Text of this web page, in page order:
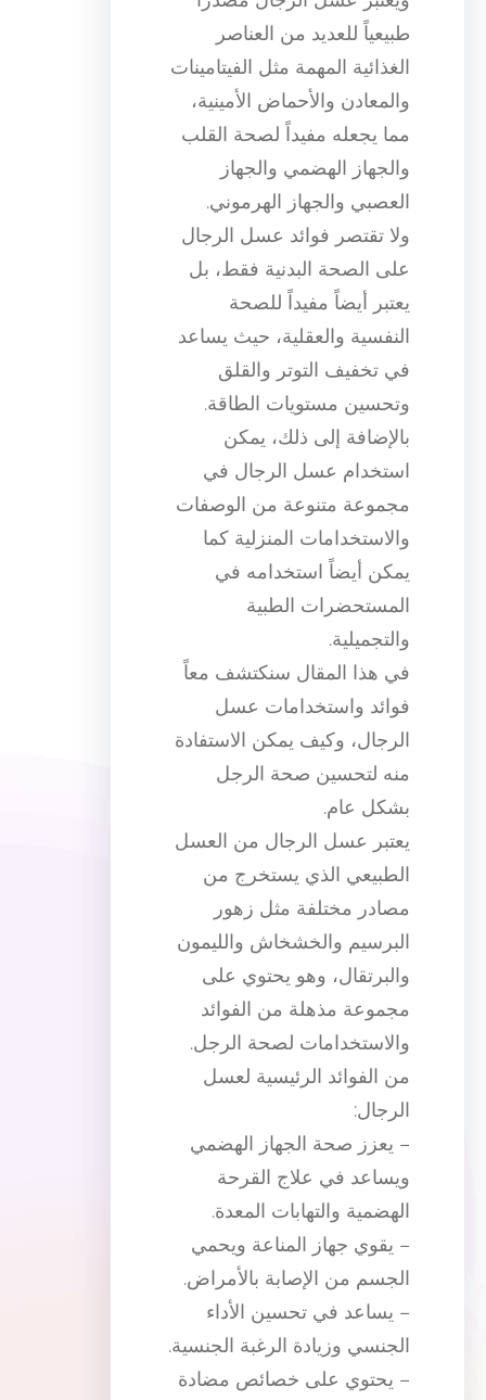
طبيعياً للعديد من العناصر
الغذائية المهمة مثل الفيتامينات
والمعادن والأحماض الأمينية،
مما يجعله مفيداً لصحة القلب
والجهاز الهضمي والجهاز
العصبي والجهاز الهرموني.
ولا تقتصر فوائد عسل الرجال
على الصحة البدنية فقط، بل
يعتبر أيضاً مفيداً للصحة
النفسية والعقلية، حيث يساعد
في تخفيف التوتر والقلق
وتحسين مستويات الطاقة.
بالإضافة إلى ذلك، يمكن
استخدام عسل الرجال في
مجموعة متنوعة من الوصفات
والاستخدامات المنزلية كما
يمكن أيضاً استخدامه في
المستحضرات الطبية
والتجميلية.
في هذا المقال سنكتشف معاً
فوائد واستخدامات عسل
الرجال، وكيف يمكن الاستفادة
منه لتحسين صحة الرجل
بشكل عام.
يعتبر عسل الرجال من العسل
الطبيعي الذي يستخرج من
مصادر مختلفة مثل زهور
البرسيم والخشخاش والليمون
والبرتقال، وهو يحتوي على
مجموعة مذهلة من الفوائد
والاستخدامات لصحة الرجل.
من الفوائد الرئيسية لعسل
الرجال:
– يعزز صحة الجهاز الهضمي
ويساعد في علاج القرحة
الهضمية والتهابات المعدة.
– يقوي جهاز المناعة ويحمي
الجسم من الإصابة بالأمراض.
– يساعد في تحسين الأداء
الجنسي وزيادة الرغبة الجنسية.
– يحتوي على خصائص مضادة